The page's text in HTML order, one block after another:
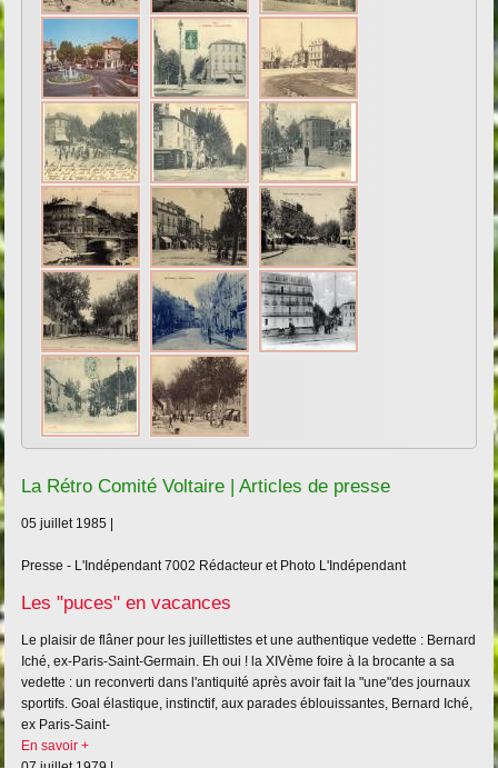
La Rétro Comité Voltaire | Articles de presse
05 juillet 1985 |
Presse - L'Indépendant 7002 Rédacteur et Photo L'Indépendant
Les "puces" en vacances
Le plaisir de flâner pour les juillettistes et une authentique vedette : Bernard
Iché, ex-Paris-Saint-Germain. Eh oui ! la XIVème foire à la brocante a sa
vedette : un reconverti dans l'antiquité après avoir fait la "une"des journaux
sportifs. Goal élastique, instinctif, aux parades éblouissantes, Bernard Iché,
ex Paris-Saint-
En savoir +